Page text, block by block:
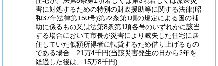
害に対処するための特別の財政援助等に関する法律(昭
和37年法律第150号)第22条第1項の規定による国の補
助に係るもの又は法第8条第1項各号のいずれかに該当
する場合において市長が災害により滅失した住宅に居
住していた低額所得者に転貸するため借り上げるもの
である場合 21万4千円(当該災害発生の日から3年を
経過した後は、15万8千円)